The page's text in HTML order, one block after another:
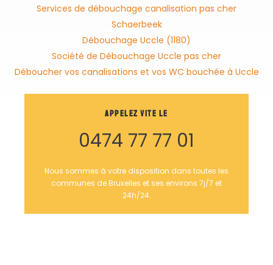
Services de débouchage canalisation pas cher
Schaerbeek
Débouchage Uccle (1180)
Société de Débouchage Uccle pas cher
Déboucher vos canalisations et vos WC bouchée à Uccle
Appelez vite le
0474 77 77 01
Nous sommes à votre disposition dans toutes les
communes de Bruxelles et ses environs 7j/7 et
24h/24.